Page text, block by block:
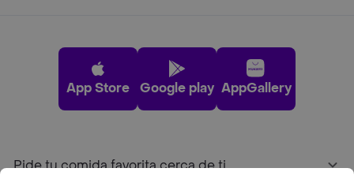
App Store Google play AppGallery
Pide tu comida favorita cerca de ti